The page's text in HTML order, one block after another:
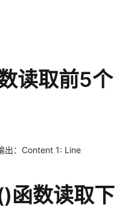
读取前5个
出：Content 1: Line
函数读取下